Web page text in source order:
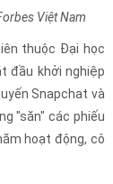
Việt Nam
thuộc Đại học
đầu khởi nghiệp
Snapchat và
"săn" các phiếu
hoạt động, cô